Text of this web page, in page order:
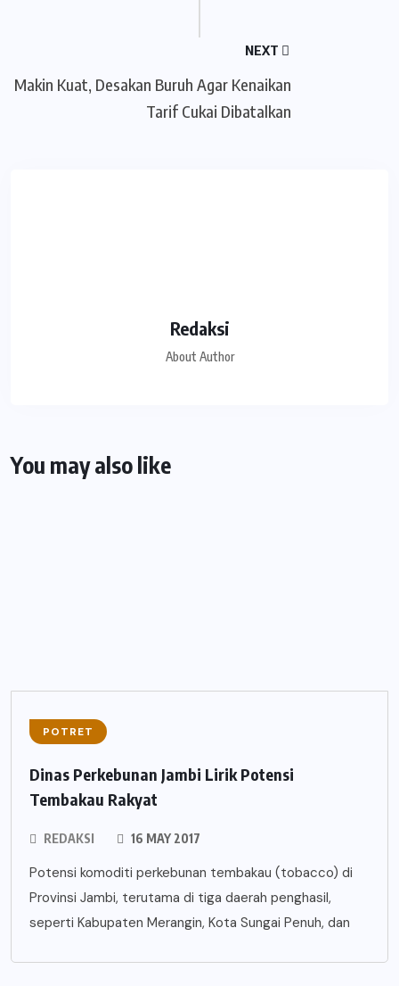
NEXT
Makin Kuat, Desakan Buruh Agar Kenaikan
Tarif Cukai Dibatalkan
Redaksi
About Author
You may also like
POTRET
Dinas Perkebunan Jambi Lirik Potensi
Tembakau Rakyat
REDAKSI 16 MAY 2017
Potensi komoditi perkebunan tembakau (tobacco) di
Provinsi Jambi, terutama di tiga daerah penghasil,
seperti Kabupaten Merangin, Kota Sungai Penuh, dan